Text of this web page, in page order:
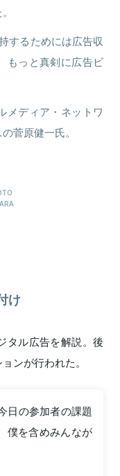
するためには広告収
もっと真剣に広告ビ
メディア・ネットワ
菅原健一氏。
け
タル広告を解説。後
ンが行われた。
日の参加者の課題
僕を含めみんなが